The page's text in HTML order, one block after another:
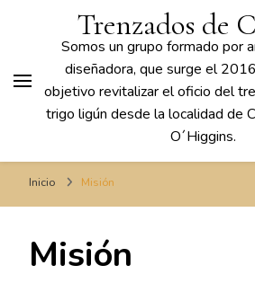
Trenzados de
Somos un grupo formado por
diseñadora, que surge el
objetivo revitalizar el oficio del
trigo ligún desde la localidad de
O´Higgins.
Inicio Misión
Misión